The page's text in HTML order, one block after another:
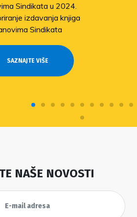
Sindikata u 2024.
izdavanja knjiga
Sindikata
SAZNAJTE VIŠE
NAŠE NOVOSTI